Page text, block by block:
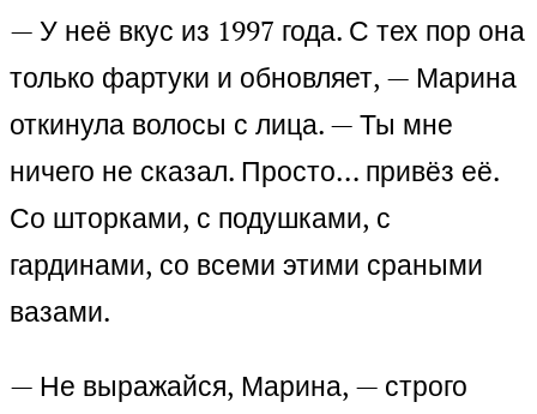
— У неё вкус из 1997 года. С тех пор она
только фартуки и обновляет, — Марина
откинула волосы с лица. — Ты мне
ничего не сказал. Просто… привёз её.
Со шторками, с подушками, с
гардинами, со всеми этими сраными
вазами.
— Не выражайся, Марина, — строго